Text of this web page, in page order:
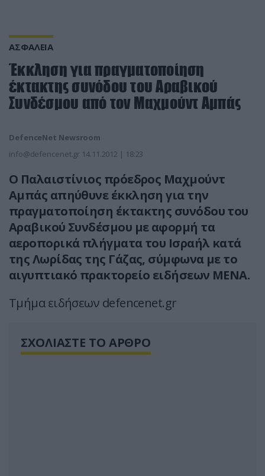
ΑΣΦΑΛΕΙΑ
Έκκληση για πραγματοποίηση
έκτακτης συνόδου του Αραβικού
Συνδέσμου από τον Μαχμούντ Αμπάς
DefenceNet Newsroom
info@defencenet.gr 14.11.2012 | 18:23
O Παλαιστίνιος πρόεδρος Μαχμούντ
Αμπάς απηύθυνε έκκληση για την
πραγματοποίηση έκτακτης συνόδου του
Αραβικού Συνδέσμου με αφορμή τα
αεροπορικά πλήγματα του Ισραήλ κατά
της Λωρίδας της Γάζας, σύμφωνα με το
αιγυπτιακό πρακτορείο ειδήσεων MENA.
Τμήμα ειδήσεων defencenet.gr
ΣΧΟΛΙΑΣΤΕ ΤΟ ΑΡΘΡΟ